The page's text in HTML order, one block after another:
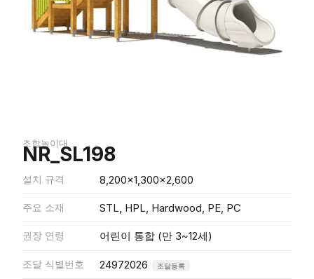
조합놀이대
NR_SL198
설치 규격 8,200x1,300x2,600
주요 소재 STL, HPL, Hardwood, PE, PC
권장 연령 어린이 통합 (만 3~12세)
조달 식별번호 24972026 조달등록